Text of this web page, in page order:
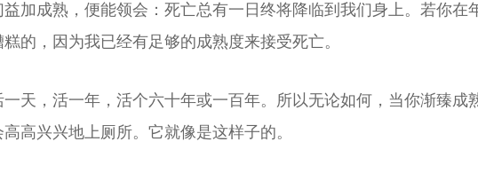
加成熟，便能领会：死亡总有一日终将降临到我们身上。若你
的，因为我已经有足够的成熟度来接受死亡。
天，活一年，活个六十年或一百年。所以无论如何，当你渐臻
高兴兴地上厕所。它就像是这样子的。